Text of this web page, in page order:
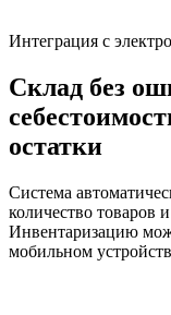
Интеграция с
Склад без
остатки
Система
количество товаров
Инвентаризацию
мобильном